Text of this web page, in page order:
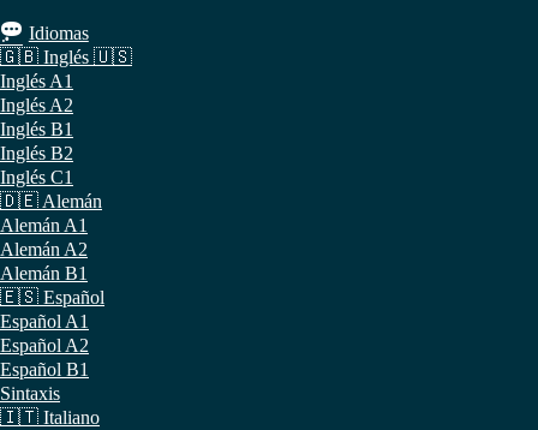
Idiomas
🇬🇧 Inglés 🇺🇸
Inglés A1
Inglés A2
Inglés B1
Inglés B2
Inglés C1
🇩🇪 Alemán
Alemán A1
Alemán A2
Alemán B1
🇪🇸 Español
Español A1
Español A2
Español B1
Sintaxis
🇮🇹 Italiano